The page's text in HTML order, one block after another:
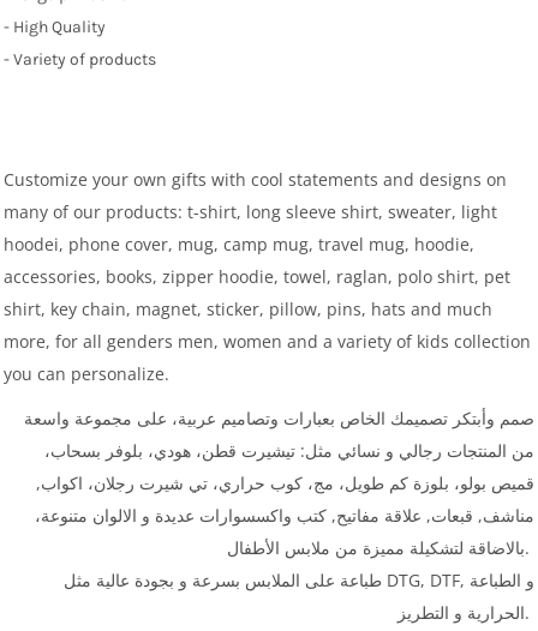
- High Quality
- Variety of products
Customize your own gifts with cool statements and designs on
many of our products: t-shirt, long sleeve shirt, sweater, light
hoodei, phone cover, mug, camp mug, travel mug, hoodie,
accessories, books, zipper hoodie, towel, raglan, polo shirt, pet
shirt, key chain, magnet, sticker, pillow, pins, hats and much
more, for all genders men, women and a variety of kids collection
you can personalize.
صمم وأبتكر تصميمك الخاص بعبارات وتصاميم عربية، على مجموعة واسعة
من المنتجات رجالي و نسائي مثل: تيشيرت قطن، هودي، بلوفر بسحاب،
قميص بولو، بلوزة كم طويل، مج، كوب حراري، تي شيرت رجلان، اكواب,
مناشف, قبعات, علاقة مفاتيح, كتب واكسسوارات عديدة و الالوان متنوعة،
بالاضاقة لتشكيلة مميزة من ملابس الأطفال.
طباعة على الملابس بسرعة و بجودة عالية مثل DTG, DTF, و الطباعة
الحرارية و التطريز.